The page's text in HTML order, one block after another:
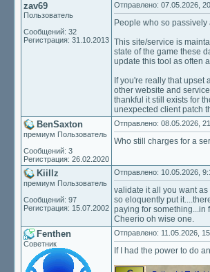
zav69
Пользователь
Сообщений: 32
Регистрация: 31.10.2013
Отправлено: 07.05.2026,
People who so
This site/service is
state of the game these
update this tool as often
If you're really that upset
other website and
thankful it still exists for
unexpected client patch
BenSaxton
премиум Пользователь
Сообщений: 3
Регистрация: 26.02.2020
Отправлено: 08.05.2026,
Who still charges for a
Kiillz
премиум Пользователь
Сообщений: 97
Регистрация: 15.07.2002
Отправлено: 10.05.2026,
validate it all you want
so eloquently put
paying for something...in
Cheerio oh wise one.
Fenthen
Советник
Отправлено: 11.05.2026,
If I had the power to do